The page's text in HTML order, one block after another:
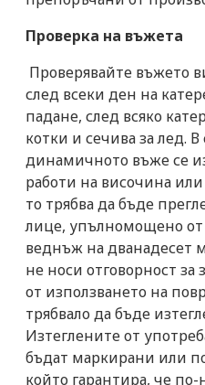
Проверка на въжета
Проверявайте въжето
след всеки ден на
падане, след всяко
котки и сечиваза лед.
динамичното въже се
работи на височина
то трябва да бъде
лице, упълномощено
веднъж на дванадесет
не носи отговорност
от използването на
трябвало да бъде
Изтеглените от
бъдат маркирани или
който гарантира, че